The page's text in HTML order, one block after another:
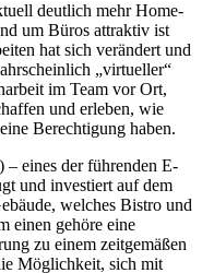
deutlich mehr Home-
um Büros attraktiv ist
hat sich verändert und
„virtueller“
im Team vor Ort,
und erleben, wie
Berechtigung haben.
eines der führenden E-
und investiert auf dem
welches Bistro und
einen gehöre eine
zu einem zeitgemäßen
Möglichkeit, sich mit